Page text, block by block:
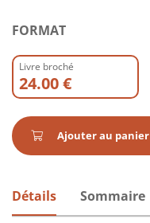
FORMAT
Livre broché
24.00 €
Ajouter au panier
Détails Sommaire